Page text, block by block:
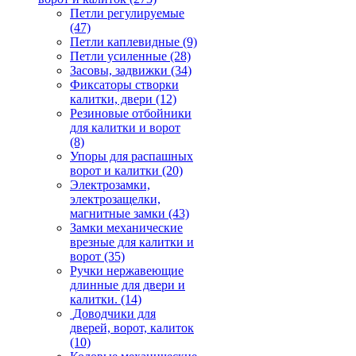
Петли регулируемые
(47)
Петли каплевидные (9)
Петли усиленные (28)
Засовы, задвижки (34)
Фиксаторы створки
калитки, двери (12)
Резиновые отбойники
для калитки и ворот
(8)
Упоры для распашных
ворот и калитки (20)
Электрозамки,
электрозащелки,
магнитные замки (43)
Замки механические
врезные для калитки и
ворот (35)
Ручки нержавеющие
длинные для двери и
калитки. (14)
Доводчики для
дверей, ворот, калиток
(10)